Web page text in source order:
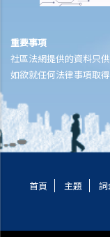
在處理索償時，保險
可否在這段期間向保險
我為同一項目（如住院
單索取全數保額，或只
否有不同規定？
醫療保險
在處理索償時，保險公
單索取全數保額，或只
「意外受傷」的一般定
重要事項
社區法網提供的資料只
如欲就任何法律事項取
首頁 主題 詞